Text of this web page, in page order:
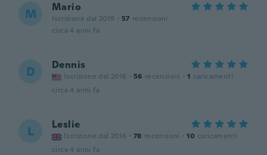
M Mario
Iscrizione dal 2019 · 57 recensioni
circa 4 anni fa
D Dennis
Iscrizione dal 2016 · 56 recensioni · 1 caricamenti
circa 4 anni fa
L Leslie
Iscrizione dal 2016 · 78 recensioni · 10 caricamenti
circa 4 anni fa